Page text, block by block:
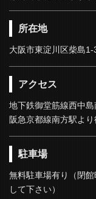
所在地
大阪市東淀川区柴島1-
アクセス
地下鉄御堂筋線西中
阪急京都線南方駅より
駐車場
無料駐車場有り（閉
して下さい）